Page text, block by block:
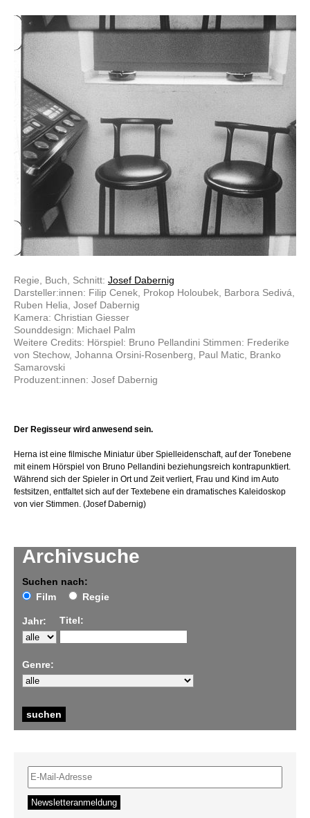
Archivsuche
Suchen nach:
Film
Regie
Jahr: Titel:
Genre:
Regie, Buch, Schnitt: Josef Dabernig
Darsteller:innen: Filip Cenek, Prokop Holoubek, Barbora Sedivá,
Ruben Helia, Josef Dabernig
Kamera: Christian Giesser
Sounddesign: Michael Palm
Weitere Credits: Hörspiel: Bruno Pellandini Stimmen: Frederike
von Stechow, Johanna Orsini-Rosenberg, Paul Matic, Branko
Samarovski
Produzent:innen: Josef Dabernig
Der Regisseur wird anwesend sein.
Herna ist eine filmische Miniatur über Spielleidenschaft, auf der Tonebene
mit einem Hörspiel von Bruno Pellandini beziehungsreich kontrapunktiert.
Während sich der Spieler in Ort und Zeit verliert, Frau und Kind im Auto
festsitzen, entfaltet sich auf der Textebene ein dramatisches Kaleidoskop
von vier Stimmen. (Josef Dabernig)